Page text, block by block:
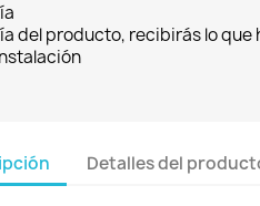
del producto, recibirás lo que
Detalles del